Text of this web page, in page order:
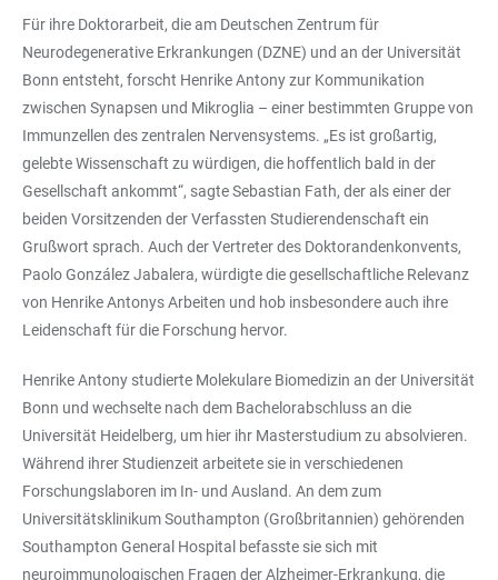
Für ihre Doktorarbeit, die am Deutschen Zentrum für
Neurodegenerative Erkrankungen (DZNE) und an der Universität
Bonn entsteht, forscht Henrike Antony zur Kommunikation
zwischen Synapsen und Mikroglia – einer bestimmten Gruppe von
Immunzellen des zentralen Nervensystems. „Es ist großartig,
gelebte Wissenschaft zu würdigen, die hoffentlich bald in der
Gesellschaft ankommt“, sagte Sebastian Fath, der als einer der
beiden Vorsitzenden der Verfassten Studierendenschaft ein
Grußwort sprach. Auch der Vertreter des Doktorandenkonvents,
Paolo González Jabalera, würdigte die gesellschaftliche Relevanz
von Henrike Antonys Arbeiten und hob insbesondere auch ihre
Leidenschaft für die Forschung hervor.
Henrike Antony studierte Molekulare Biomedizin an der Universität
Bonn und wechselte nach dem Bachelorabschluss an die
Universität Heidelberg, um hier ihr Masterstudium zu absolvieren.
Während ihrer Studienzeit arbeitete sie in verschiedenen
Forschungslaboren im In- und Ausland. An dem zum
Universitätsklinikum Southampton (Großbritannien) gehörenden
Southampton General Hospital befasste sie sich mit
neuroimmunologischen Fragen der Alzheimer-Erkrankung, die